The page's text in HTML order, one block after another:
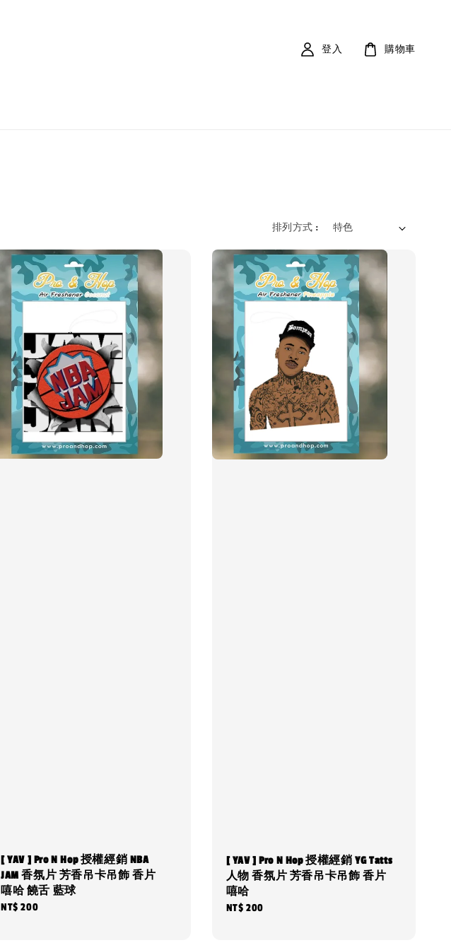
登入 購物車
排列方式 :
[ YAV ] Pro N Hop 授權經銷 NBA
JAM 香氛片 芳香吊卡吊飾 香片
嘻哈 饒舌 藍球
Regular
NT$ 200
[ YAV ] Pro N Hop 授權經銷 YG Tatts
人物 香氛片 芳香吊卡吊飾 香片
嘻哈
Regular
NT$ 200